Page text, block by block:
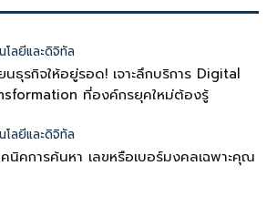
โลยีและดิจิทัล
นธุรกิจให้อยู่รอด! เจาะลึกบริการ Digital
ที่องค์กรยุคใหม่ต้องรู้
โลยีและดิจิทัล
นิคการค้นหา เลขหรือเบอร์มงคลเฉพาะคุณ